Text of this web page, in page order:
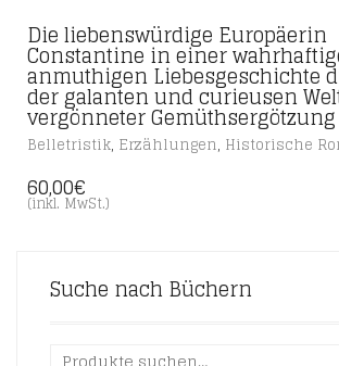
Die liebenswürdige Europäerin
Constantine in einer
anmuthigen Liebesgeschichte
der galanten und curieusen
vergönneter Gemüthsergötzung
Belletristik, Erzählungen, Historische
60,00€
(inkl. MwSt.)
Suche nach Büchern